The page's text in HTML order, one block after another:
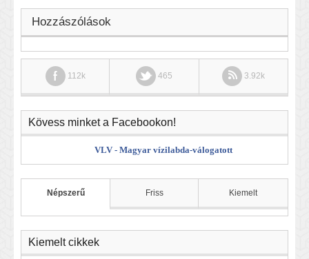
Hozzászólások
112k 465 3.92k
Kövess minket a Facebookon!
VLV - Magyar vízilabda-válogatott
Népszerű Friss Kiemelt
Kiemelt cikkek